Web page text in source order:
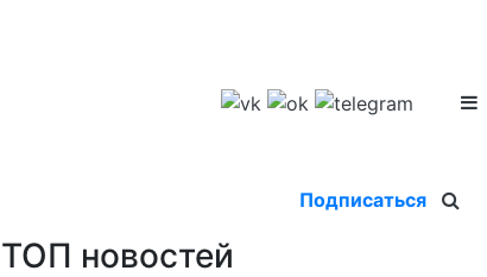
Подписаться
ТОП новостей